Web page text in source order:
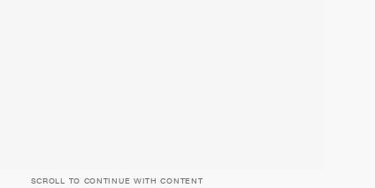
SCROLL TO CONTINUE WITH CONTENT